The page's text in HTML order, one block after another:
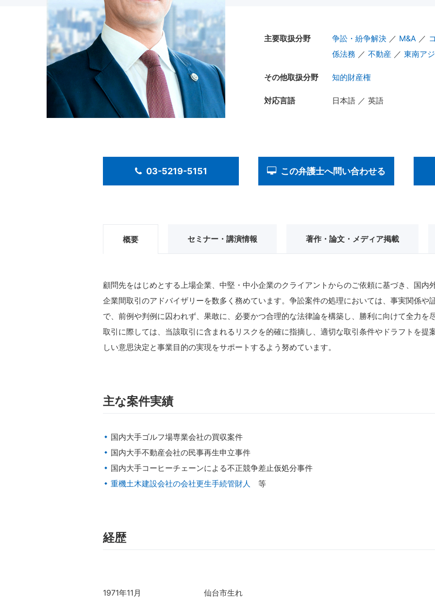
主要取扱分野 争訟・紛争解決／ M&A／
係法務 ／ 不動産／ 東南ア
その他取扱分野 知的財産権
対応言語 日本語 ／ 英語
03-5219-5151 この弁護士へ問い合わせる
概要 セミナー・講演情報 著作・論文・メディア掲載
顧問先をはじめとする上場企業、中堅・中小企業のクライアントからのご依頼に基づき、国内
企業間取引のアドバイザリーを数多く務めています。争訟案件の処理においては、事実関係や
で、前例や判例に囚われず、果敢に、必要かつ合理的な法律論を構築し、勝利に向けて全力を
取引に際しては、当該取引に含まれるリスクを的確に指摘し、適切な取引条件やドラフトを提
しい意思決定と事業目的の実現をサポートするよう努めています。
主な案件実績
国内大手ゴルフ場専業会社の買収案件
国内大手不動産会社の民事再生申立事件
国内大手コーヒーチェーンによる不正競争差止仮処分事件
重機土木建設会社の会社更生手続管財人 等
経歴
1971年11月 仙台市生れ